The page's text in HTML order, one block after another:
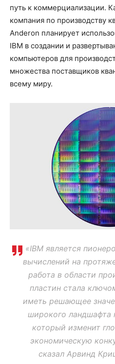
путь к коммерциализации.
компания по производству
Anderon планирует
IBM в создании и
компьютеров для
множества поставщиков
всему миру.
«IBM является
вычислений на
работа в области
пластин стала
иметь решающее
широкого ландшафта
который изменит
экономическую
сказал Арвинд